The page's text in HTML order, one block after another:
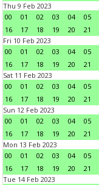
Thu 9 Feb 2023
00
01 02 03 04 05
16
17 18 19 20 21
Fri 10 Feb 2023
00
01 02 03 04 05
16
17 18 19 20 21
Sat 11 Feb 2023
00
01 02 03 04 05
16
17 18 19 20 21
Sun 12 Feb 2023
00
01 02 03 04 05
16
17 18 19 20 21
Mon 13 Feb 2023
00
01 02 03 04 05
16
17 18 19 20 21
Tue 14 Feb 2023